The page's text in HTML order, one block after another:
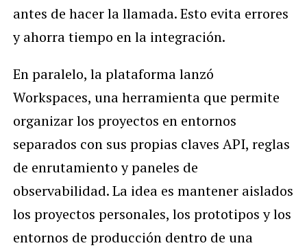
antes de hacer la llamada. Esto evita errores
y ahorra tiempo en la integración.
En paralelo, la plataforma lanzó
Workspaces, una herramienta que permite
organizar los proyectos en entornos
separados con sus propias claves API, reglas
de enrutamiento y paneles de
observabilidad. La idea es mantener aislados
los proyectos personales, los prototipos y los
entornos de producción dentro de una